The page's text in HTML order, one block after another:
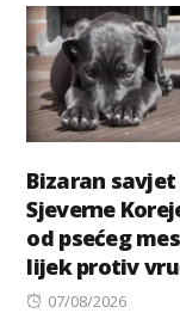
Bizaran savjet
Sjeverne
od psećeg
lijek protiv
Posted
07/08/2026